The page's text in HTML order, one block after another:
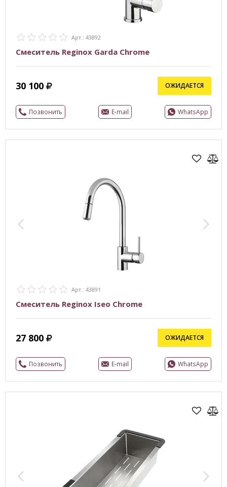
Арт.: 43892
Смеситель Reginox Garda Chrome
30 100 ОЖИДАЕТСЯ
Позвонить E-mail WhatsApp
Арт.: 43891
Смеситель Reginox Iseo Chrome
27 800 ОЖИДАЕТСЯ
Позвонить E-mail WhatsApp